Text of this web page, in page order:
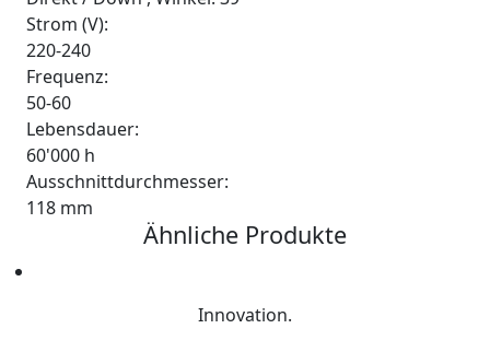
Strom (V):
220-240
Frequenz:
50-60
Lebensdauer:
60'000 h
Ausschnittdurchmesser:
118 mm
Ähnliche Produkte
Innovation.